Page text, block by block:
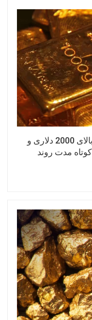
در بازار طلا، قیمت در محدوده بالای 2000 دلاری و
در کوتاه مدت روند